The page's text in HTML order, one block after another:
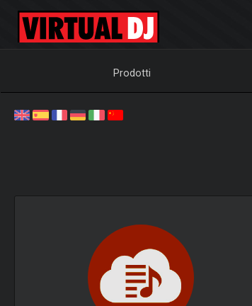
Prodotti